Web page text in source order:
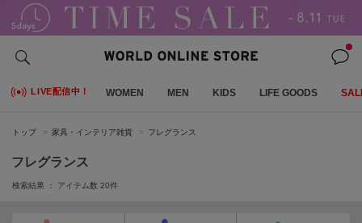
LIVE配信中！ WOMEN MEN KIDS LIFE GOODS
トップ 家具・インテリア雑貨 フレグランス
フレグランス
検索結果 ： アイテム数 20件